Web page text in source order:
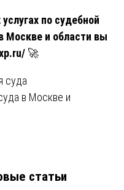
по судебной
Москве и области вы
🚀
суда
в Москве и
статьи